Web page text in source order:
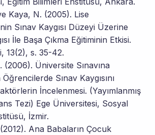
Kaya, N. (2005). Lise
Sınav Kaygısı Düzeyi Üzerine
İle Başa Çıkma Eğitiminin Etkisi.
13(2), s. 35-42.
(2006). Üniversite Sınavına
Sınav Kaygısını
İncelenmesi. (Yayımlanmış
Tezi) Ege Üniversitesi, Sosyal
İzmir.
Ana Babaların Çocuk